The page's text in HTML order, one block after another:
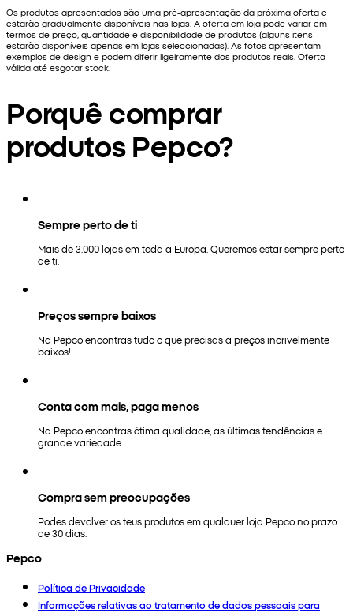
Os produtos apresentados são uma pré-apresentação da próxima oferta e
estarão gradualmente disponíveis nas lojas. A oferta em loja pode variar em
termos de preço, quantidade e disponibilidade de produtos (alguns itens
estarão disponíveis apenas em lojas seleccionadas). As fotos apresentam
exemplos de design e podem diferir ligeiramente dos produtos reais. Oferta
válida até esgotar stock.
Porquê comprar
produtos Pepco?
Sempre perto de ti
Mais de 3.000 lojas em toda a Europa. Queremos estar sempre perto
de ti.
Preços sempre baixos
Na Pepco encontras tudo o que precisas a preços incrivelmente
baixos!
Conta com mais, paga menos
Na Pepco encontras ótima qualidade, as últimas tendências e
grande variedade.
Compra sem preocupações
Podes devolver os teus produtos em qualquer loja Pepco no prazo
de 30 dias.
Pepco
Política de Privacidade
Informações relativas ao tratamento de dados pessoais para